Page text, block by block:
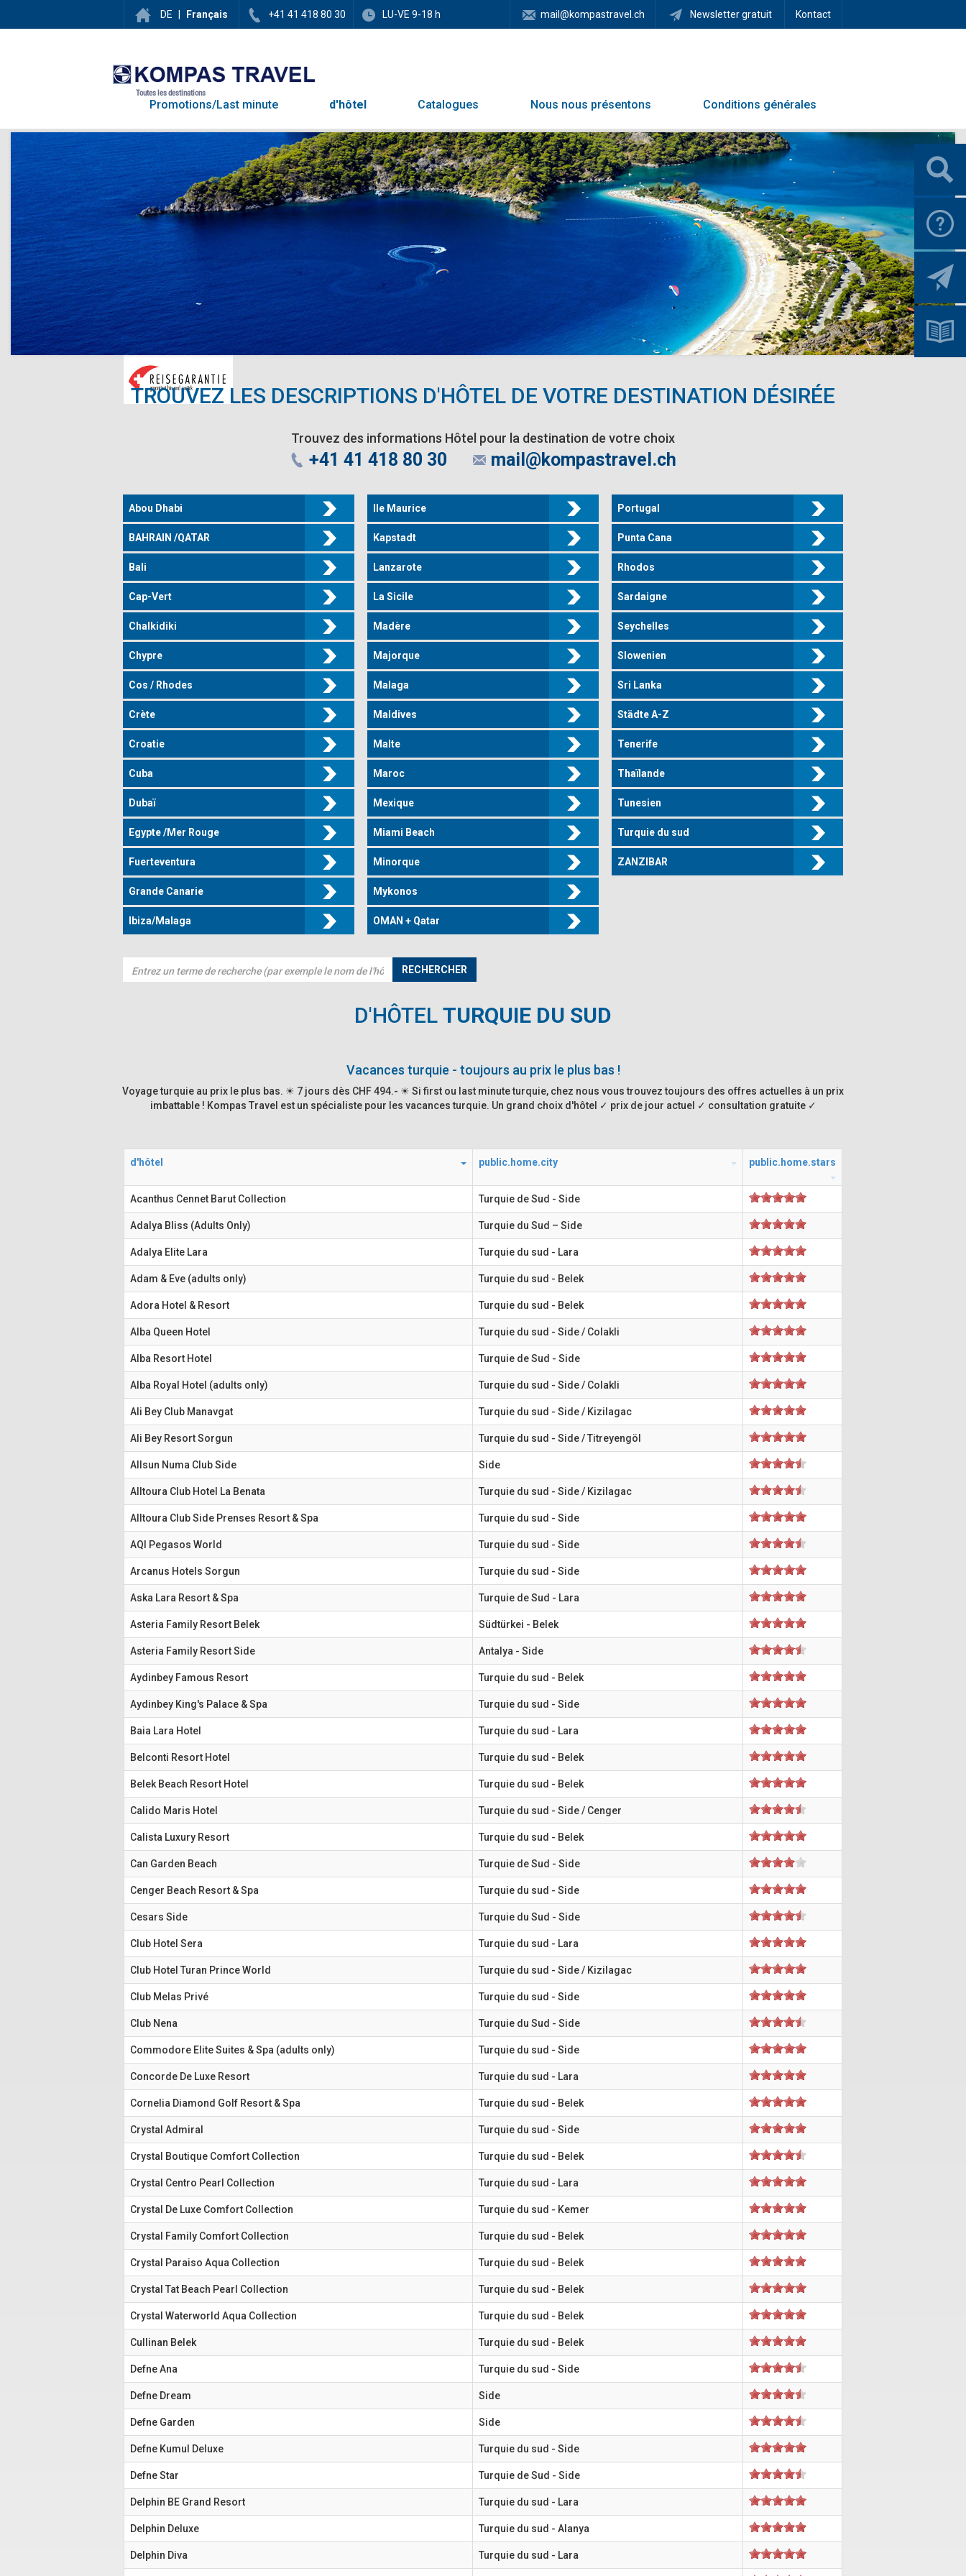
DE Français +41 41 418 80 30 LU-VE 9-18 h mail@kompastravel.ch Newsletter gratuit Kontact
Toutes les destinations
Promotions/Last minute d'hôtel Catalogues Nous nous présentons Conditions générales
TROUVEZ LES DESCRIPTIONS D'HÔTEL DE VOTRE DESTINATION DÉSIRÉE
Trouvez des informations Hôtel pour la destination de votre choix
+41 41 418 80 30 mail@kompastravel.ch
Abou Dhabi
BAHRAIN /QATAR
Bali
Cap-Vert
Chalkidiki
Chypre
Cos / Rhodes
Crète
Croatie
Cuba
Dubaï
Egypte /Mer Rouge
Fuerteventura
Grande Canarie
Ibiza/Malaga
Ile Maurice
Kapstadt
Lanzarote
La Sicile
Madère
Majorque
Malaga
Maldives
Malte
Maroc
Mexique
Miami Beach
Minorque
Mykonos
OMAN + Qatar
Portugal
Punta Cana
Rhodos
Sardaigne
Seychelles
Slowenien
Sri Lanka
Städte A-Z
Tenerife
Thaïlande
Tunesien
Turquie du sud
ZANZIBAR
RECHERCHER
D'HÔTEL TURQUIE DU SUD
Vacances turquie - toujours au prix le plus bas !
Voyage turquie au prix le plus bas. ☀ 7 jours dès CHF 494.- ☀ Si first ou last minute turquie, chez nous vous trouvez toujours des offres actuelles à un prix
imbattable ! Kompas Travel est un spécialiste pour les vacances turquie. Un grand choix d'hôtel ✓ prix de jour actuel ✓ consultation gratuite ✓
d'hôtel public.home.city public.home.stars
Acanthus Cennet Barut Collection Turquie de Sud - Side
Adalya Bliss (Adults Only) Turquie du Sud – Side
Adalya Elite Lara Turquie du sud - Lara
Adam & Eve (adults only) Turquie du sud - Belek
Adora Hotel & Resort Turquie du sud - Belek
Alba Queen Hotel Turquie du sud - Side / Colakli
Alba Resort Hotel Turquie de Sud - Side
Alba Royal Hotel (adults only) Turquie du sud - Side / Colakli
Ali Bey Club Manavgat Turquie du sud - Side / Kizilagac
Ali Bey Resort Sorgun Turquie du sud - Side / Titreyengöl
Allsun Numa Club Side Side
Alltoura Club Hotel La Benata Turquie du sud - Side / Kizilagac
Alltoura Club Side Prenses Resort & Spa Turquie du sud - Side
AQI Pegasos World Turquie du sud - Side
Arcanus Hotels Sorgun Turquie du sud - Side
Aska Lara Resort & Spa Turquie de Sud - Lara
Asteria Family Resort Belek Südtürkei - Belek
Asteria Family Resort Side Antalya - Side
Aydinbey Famous Resort Turquie du sud - Belek
Aydinbey King's Palace & Spa Turquie du sud - Side
Baia Lara Hotel Turquie du sud - Lara
Belconti Resort Hotel Turquie du sud - Belek
Belek Beach Resort Hotel Turquie du sud - Belek
Calido Maris Hotel Turquie du sud - Side / Cenger
Calista Luxury Resort Turquie du sud - Belek
Can Garden Beach Turquie de Sud - Side
Cenger Beach Resort & Spa Turquie du sud - Side
Cesars Side Turquie du Sud - Side
Club Hotel Sera Turquie du sud - Lara
Club Hotel Turan Prince World Turquie du sud - Side / Kizilagac
Club Melas Privé Turquie du sud - Side
Club Nena Turquie du Sud - Side
Commodore Elite Suites & Spa (adults only) Turquie du sud - Side
Concorde De Luxe Resort Turquie du sud - Lara
Cornelia Diamond Golf Resort & Spa Turquie du sud - Belek
Crystal Admiral Turquie du sud - Side
Crystal Boutique Comfort Collection Turquie du sud - Belek
Crystal Centro Pearl Collection Turquie du sud - Lara
Crystal De Luxe Comfort Collection Turquie du sud - Kemer
Crystal Family Comfort Collection Turquie du sud - Belek
Crystal Paraiso Aqua Collection Turquie du sud - Belek
Crystal Tat Beach Pearl Collection Turquie du sud - Belek
Crystal Waterworld Aqua Collection Turquie du sud - Belek
Cullinan Belek Turquie du sud - Belek
Defne Ana Turquie du sud - Side
Defne Dream Side
Defne Garden Side
Defne Kumul Deluxe Turquie du sud - Side
Defne Star Turquie de Sud - Side
Delphin BE Grand Resort Turquie du sud - Lara
Delphin Deluxe Turquie du sud - Alanya
Delphin Diva Turquie du sud - Lara